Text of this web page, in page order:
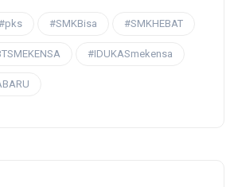
#SMKBisa #SMKHEBAT
#IDUKASmekensa